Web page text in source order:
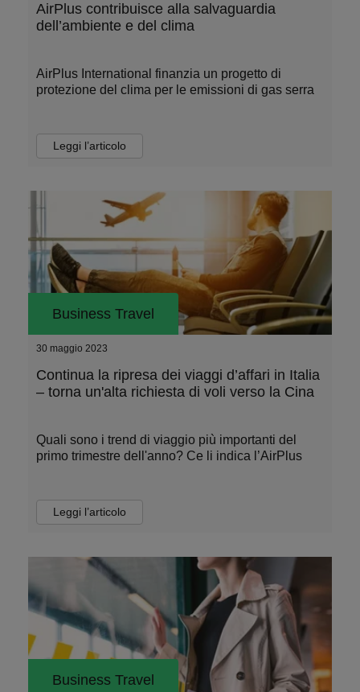
AirPlus contribuisce alla salvaguardia
dell’ambiente e del clima
AirPlus International finanzia un progetto di
protezione del clima per le emissioni di gas serra
Leggi l’articolo
Business Travel
30 maggio 2023
Continua la ripresa dei viaggi d’affari in Italia
– torna un'alta richiesta di voli verso la Cina
Quali sono i trend di viaggio più importanti del
primo trimestre dell'anno? Ce li indica l’AirPlus
Leggi l’articolo
Business Travel